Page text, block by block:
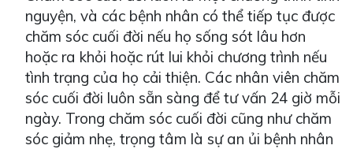
nguyện, và các bệnh nhân có thể tiếp tục được
chăm sóc cuối đời nếu họ sống sót lâu hơn
hoặc ra khỏi hoặc rút lui khỏi chương trình nếu
tình trạng của họ cải thiện. Các nhân viên chăm
sóc cuối đời luôn sẵn sàng để tư vấn 24 giờ mỗi
ngày. Trong chăm sóc cuối đời cũng như chăm
sóc giảm nhẹ, trọng tâm là sự an ủi bệnh nhân